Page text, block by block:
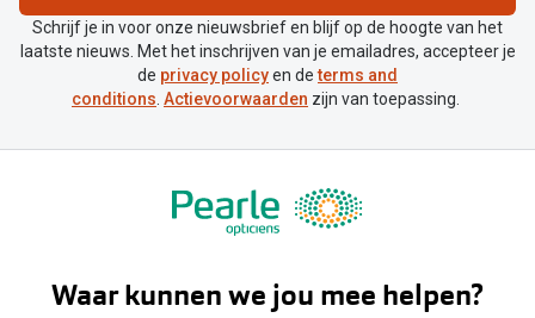
Schrijf je in voor onze nieuwsbrief en blijf op de hoogte van het
laatste nieuws. Met het inschrijven van je emailadres, accepteer je
de privacy policyen determs and
conditions. Actievoorwaarden zijn van toepassing.
Waar kunnen we jou mee helpen?